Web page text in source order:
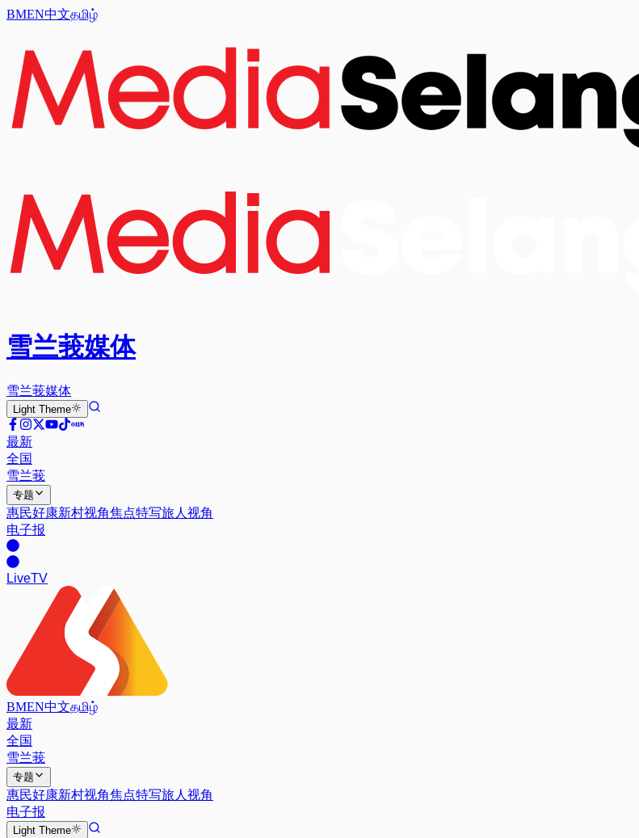
BMEN中文தமிழ்
雪兰莪媒体
雪兰莪媒体
Light Theme
最新
全国
雪兰莪
专题
惠民好康新村视角焦点特写旅人视角
电子报
LiveTV
BMEN中文தமிழ்
最新
全国
雪兰莪
专题
惠民好康新村视角焦点特写旅人视角
电子报
Light Theme